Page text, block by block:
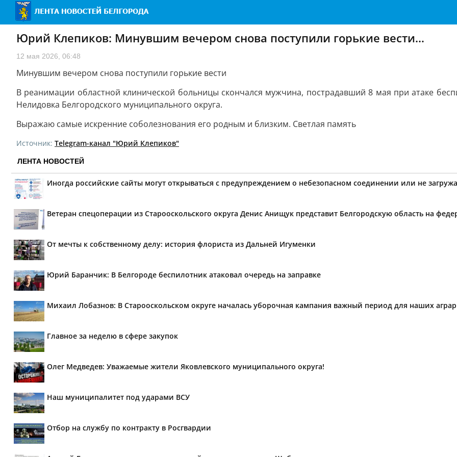
Юрий Клепиков: Минувшим вечером снова поступили горькие вести…
12 мая 2026, 06:48
Минувшим вечером снова поступили горькие вести
В реанимации областной клинической больницы скончался мужчина, пострадавший 8 мая при атаке
Нелидовка Белгородского муниципального округа.
Выражаю самые искренние соболезнования его родным и близким. Светлая память
Источник: Telegram-канал "Юрий Клепиков"
ЛЕНТА НОВОСТЕЙ
Иногда российские сайты могут открываться с предупреждением о небезопасном соединении или не
Ветеран спецоперации из Старооскольского округа Денис Анищук представит Белгородскую область на
От мечты к собственному делу: история флориста из Дальней Игуменки
Юрий Баранчик: В Белгороде беспилотник атаковал очередь на заправке
Михаил Лобазнов: В Старооскольском округе началась уборочная кампания важный период для наших
Главное за неделю в сфере закупок
Олег Медведев: Уважаемые жители Яковлевского муниципального округа!
Наш муниципалитет под ударами ВСУ
Отбор на службу по контракту в Росгвардии